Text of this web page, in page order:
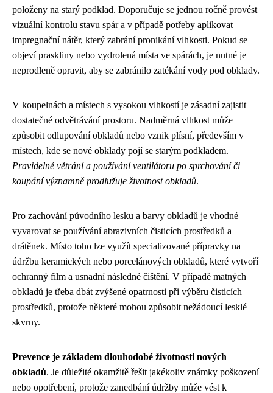
položeny na starý podklad. Doporučuje se jednou ročně provést
vizuální kontrolu stavu spár a v případě potřeby aplikovat
impregnační nátěr, který zabrání pronikání vlhkosti. Pokud se
objeví praskliny nebo vydrolená místa ve spárách, je nutné je
neprodleně opravit, aby se zabránilo zatékání vody pod obklady.
V koupelnách a místech s vysokou vlhkostí je zásadní zajistit
dostatečné odvětrávání prostoru. Nadměrná vlhkost může
způsobit odlupování obkladů nebo vznik plísní, především v
místech, kde se nové obklady pojí se starým podkladem.
Pravidelné větrání a používání ventilátoru po sprchování či
koupání významně prodlužuje životnost obkladů.
Pro zachování původního lesku a barvy obkladů je vhodné
vyvarovat se používání abrazivních čisticích prostředků a
drátěnek. Místo toho lze využít specializované přípravky na
údržbu keramických nebo porcelánových obkladů, které vytvoří
ochranný film a usnadní následné čištění. V případě matných
obkladů je třeba dbát zvýšené opatrnosti při výběru čisticích
prostředků, protože některé mohou způsobit nežádoucí lesklé
skvrny.
Prevence je základem dlouhodobé životnosti nových
obkladů. Je důležité okamžitě řešit jakékoliv známky poškození
nebo opotřebení, protože zanedbání údržby může vést k